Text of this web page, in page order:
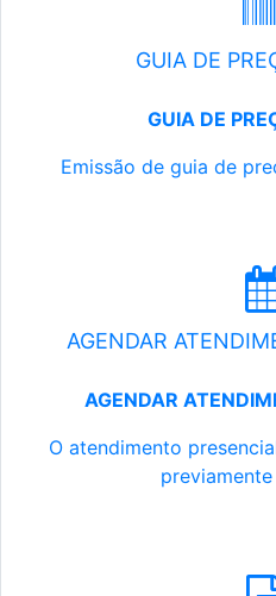
GUIA DE
GUIA DE
Emissão de guia de
AGENDAR
AGENDAR
O atendimento